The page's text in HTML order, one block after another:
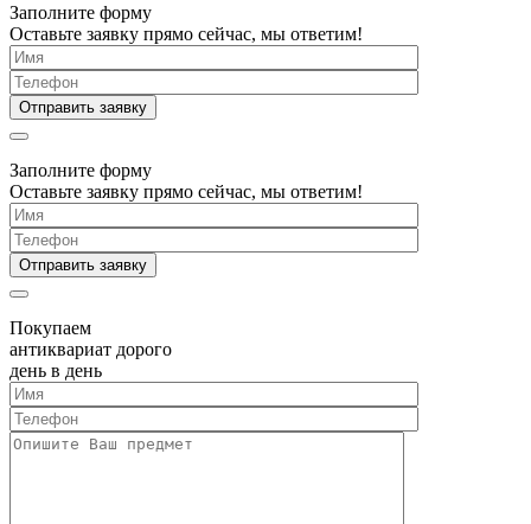
Заполните форму
Оставьте заявку прямо сейчас, мы ответим!
Заполните форму
Оставьте заявку прямо сейчас, мы ответим!
Покупаем
антиквариат дорого
день в день